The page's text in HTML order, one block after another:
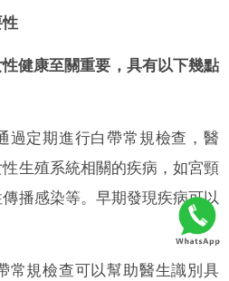
健康至關重要，具有以下幾點
過定期進行白帶常規檢查，醫
生殖系統相關的疾病，如宮頸
播感染等。早期發現疾病可以
常規檢查可以幫助醫生識別具